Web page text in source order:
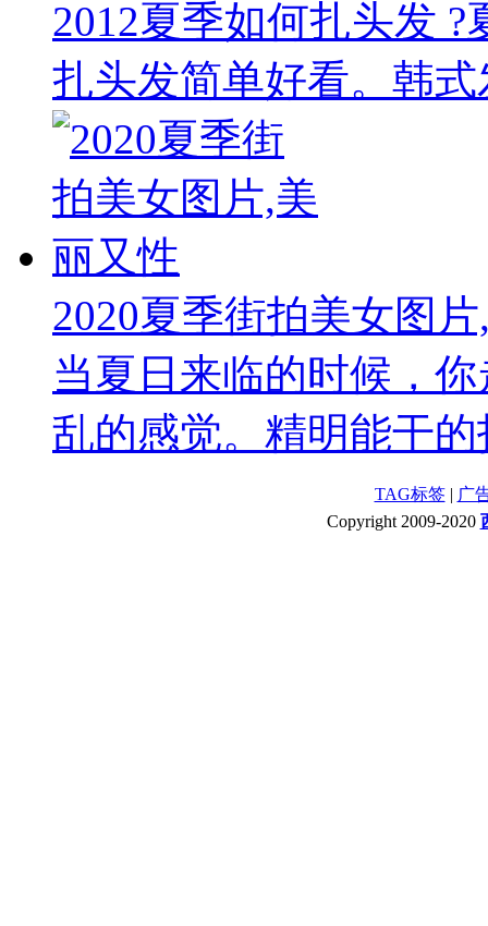
2012夏季如何扎头发
扎头发简单好看。韩
2020夏季街拍美女图
当夏日来临的时候，
乱的感觉。精明能干
TAG标签 | 广
Copyright 2009-2020